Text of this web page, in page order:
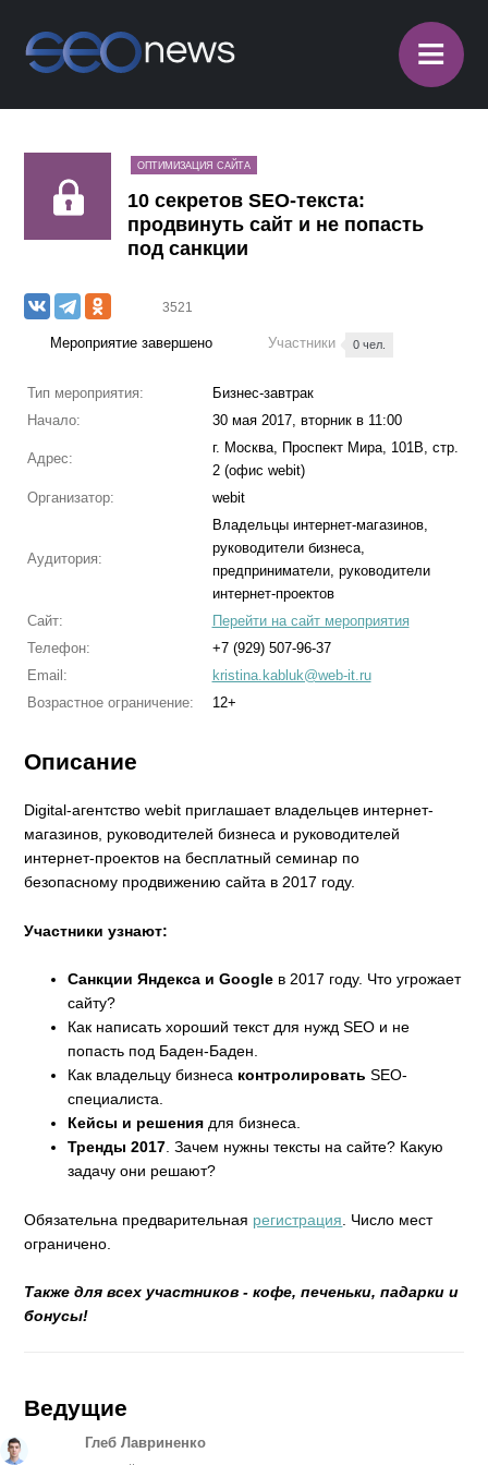
≡
ОПТИМИЗАЦИЯ САЙТА
10 секретов SEO-текста:
продвинуть сайт и не попасть
под санкции
3521
Мероприятие завершено Участники 0 чел.
Тип мероприятия:
Бизнес-завтрак
Начало:
30 мая 2017, вторник в 11:00
Адрес:
г. Москва, Проспект Мира, 101В, стр.
2 (офис webit)
Организатор:
webit
Аудитория:
Владельцы интернет-магазинов,
руководители бизнеса,
предприниматели, руководители
интернет-проектов
Сайт:
Перейти на сайт мероприятия
Телефон:
+7 (929) 507-96-37
Email:
kristina.kabluk@web-it.ru
Возрастное ограничение:
12+
Описание
Digital-агентство webit приглашает владельцев интернет-
магазинов, руководителей бизнеса и руководителей
интернет-проектов на бесплатный семинар по
безопасному продвижению сайта в 2017 году.
Участники узнают:
Санкции Яндекса и Google в 2017 году. Что угрожает
сайту?
Как написать хороший текст для нужд SEO и не
попасть под Баден-Баден.
Как владельцу бизнеса контролировать SEO-
специалиста.
Кейсы и решения для бизнеса.
Тренды 2017 . Зачем нужны тексты на сайте? Какую
задачу они решают?
Обязательна предварительная регистрация . Число мест
ограничено.
Также для всех участников - кофе, печеньки, падарки и
бонусы!
Ведущие
Глеб Лавриненко